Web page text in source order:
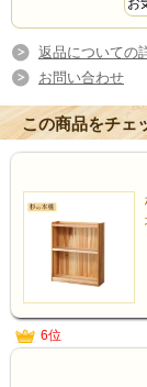
返品についての
お問い合わせ
この商品をチェ
6位